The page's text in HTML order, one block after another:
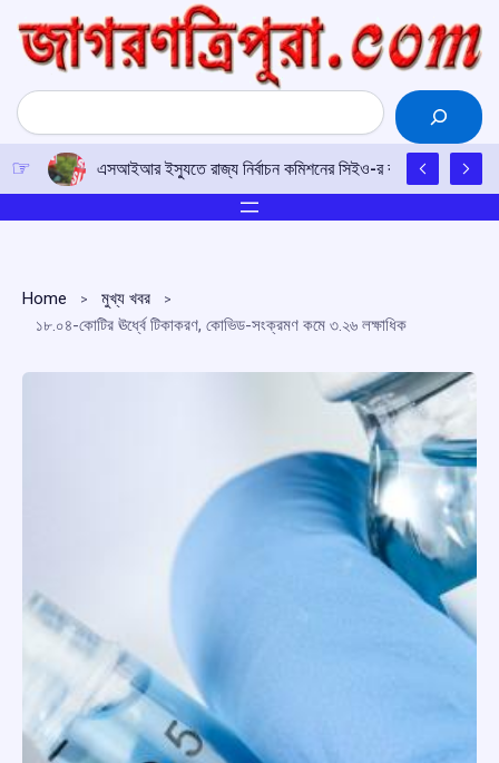
content
Search
এসআইআর ইস্যুতে রাজ্য নির্বাচন কমিশনের সিইও-র কাছে
Home
মুখ্য খবর
১৮.০৪-কোটির ঊর্ধ্বে টিকাকরণ, কোভিড-সংক্রমণ কমে ৩.২৬ লক্ষাধিক